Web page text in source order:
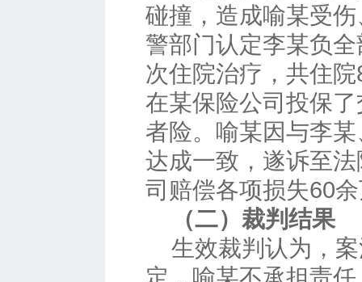
碰撞，造成喻某受
警部门认定李某负
次住院治疗，共住
在某保险公司投保
者险。喻某因与李
达成一致，遂诉至
司赔偿各项损失60
（二）裁判结果
生效裁判认为，